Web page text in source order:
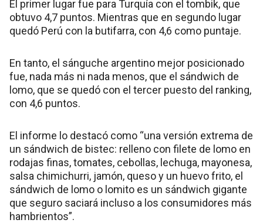
El primer lugar fue para Turquía con el tombik, que
obtuvo 4,7 puntos. Mientras que en segundo lugar
quedó Perú con la butifarra, con 4,6 como puntaje.
En tanto, el sánguche argentino mejor posicionado
fue, nada más ni nada menos, que el sándwich de
lomo, que se quedó con el tercer puesto del ranking,
con 4,6 puntos.
El informe lo destacó como “una versión extrema de
un sándwich de bistec: relleno con filete de lomo en
rodajas finas, tomates, cebollas, lechuga, mayonesa,
salsa chimichurri, jamón, queso y un huevo frito, el
sándwich de lomo o lomito es un sándwich gigante
que seguro saciará incluso a los consumidores más
hambrientos”.